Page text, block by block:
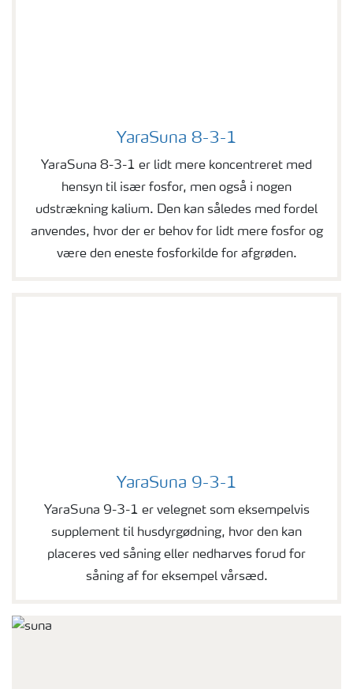
YaraSuna 8-3-1
YaraSuna 8-3-1
YaraSuna 8-3-1 er lidt mere koncentreret med
hensyn til især fosfor, men også i nogen
udstrækning kalium. Den kan således med fordel
anvendes, hvor der er behov for lidt mere fosfor og
være den eneste fosforkilde for afgrøden.
YaraSuna 9-3-1
YaraSuna 9-3-1
YaraSuna 9-3-1 er velegnet som eksempelvis
supplement til husdyrgødning, hvor den kan
placeres ved såning eller nedharves forud for
såning af for eksempel vårsæd.